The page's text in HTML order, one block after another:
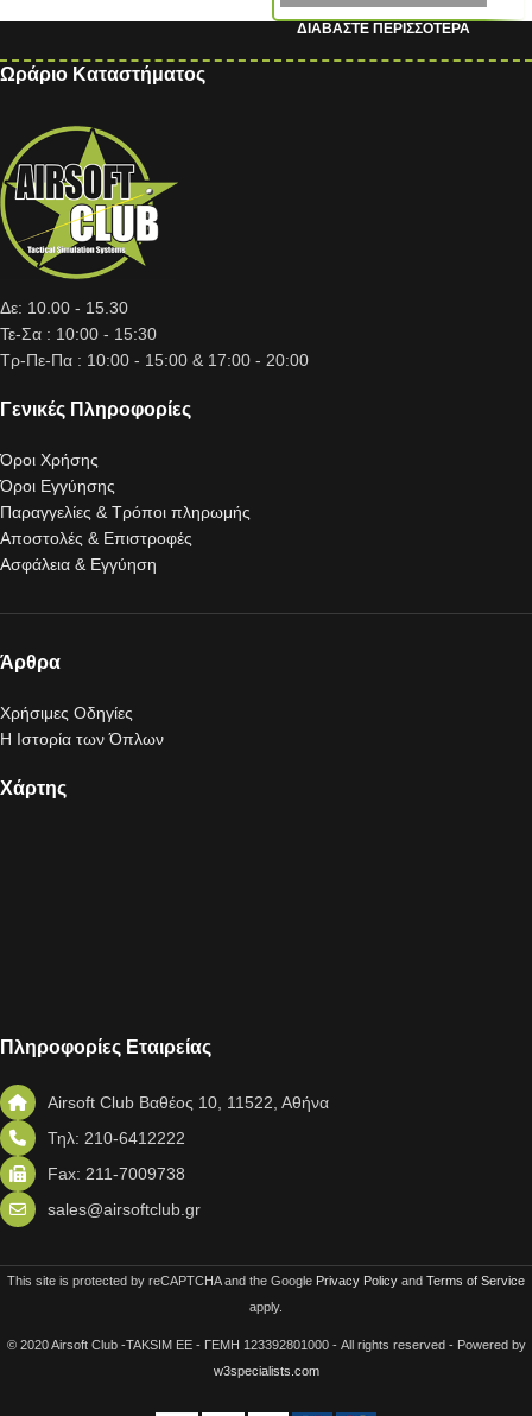
Ωράριο Καταστήματος
Δε: 10.00 - 15.30
Τε-Σα : 10:00 - 15:30
Τρ-Πε-Πα : 10:00 - 15:00 & 17:00 - 20:00
Γενικές Πληροφορίες
Όροι Χρήσης
Όροι Εγγύησης
Παραγγελίες & Τρόποι πληρωμής
Αποστολές & Επιστροφές
Ασφάλεια & Εγγύηση
Άρθρα
Χρήσιμες Οδηγίες
Η Ιστορία των Όπλων
Χάρτης
Πληροφορίες Εταιρείας
Airsoft Club Βαθέος 10, 11522, Αθήνα
Τηλ: 210-6412222
Fax: 211-7009738
sales@airsoftclub.gr
This site is protected by reCAPTCHA and the Google Privacy Policy and Terms of Service
apply.
© 2020 Airsoft Club -TAKSIM EE - ΓΕΜΗ 123392801000 - All rights reserved - Powered by
w3specialists.com